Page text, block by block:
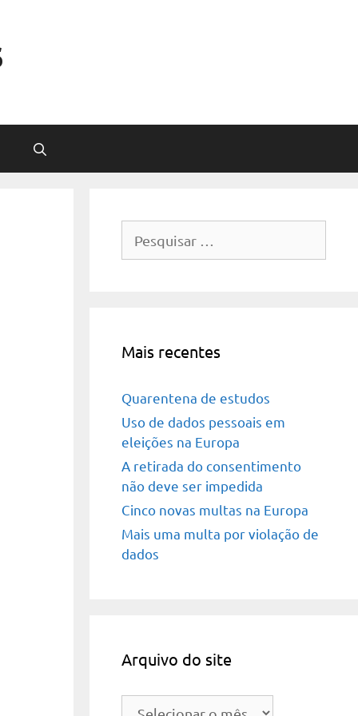
por:
Mais recentes
Quarentena de estudos
Uso de dados pessoais em
eleições na Europa
A retirada do consentimento
não deve ser impedida
Cinco novas multas na Europa
Mais uma multa por violação de
dados
Arquivo do site
Arquivo